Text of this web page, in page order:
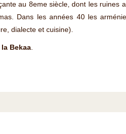
au 8eme siècle, dont les ruines
Dans les années 40 les
dialecte et cuisine).
Bekaa.